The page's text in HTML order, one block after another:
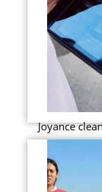
Joyance